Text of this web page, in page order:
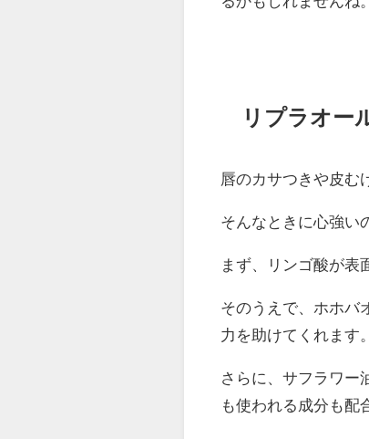
リプラオー
唇のカサつきや皮む
そんなときに心強い
まず、リンゴ酸が表
そのうえで、ホホバ
力を助けてくれます。
さらに、サフラワー
も使われる成分も配